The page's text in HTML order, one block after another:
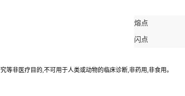
熔点
闪点
非医疗目的,不可用于人类或动物的临床诊断,非药用,非食用。